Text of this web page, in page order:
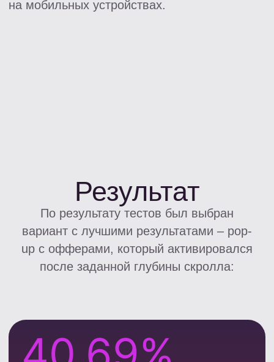
впоследствии еще увеличить доход за
счет подключения сервиса LEADS.ID,
который идентифицирует пользователей
других сайтах, что позволяет показывать
более релевантные офферы для каждого
пользователя. Рекомендуем
познакомиться с кейсом
еще одного